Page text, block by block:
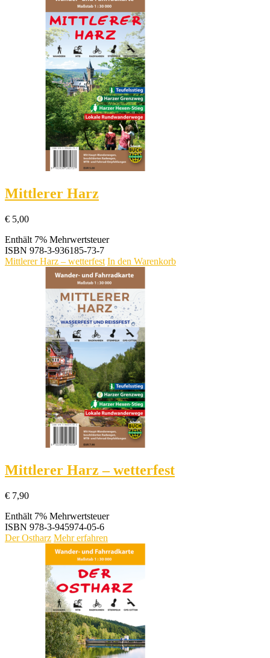
Mittlerer Harz
€ 5,00
Enthält 7% Mehrwertsteuer
ISBN 978-3-936185-73-7
Mittlerer Harz – wetterfest In den Warenkorb
Mittlerer Harz – wetterfest
€ 7,90
Enthält 7% Mehrwertsteuer
ISBN 978-3-945974-05-6
Der Ostharz Mehr erfahren